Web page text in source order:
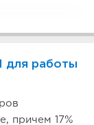
для работы
причем 17%